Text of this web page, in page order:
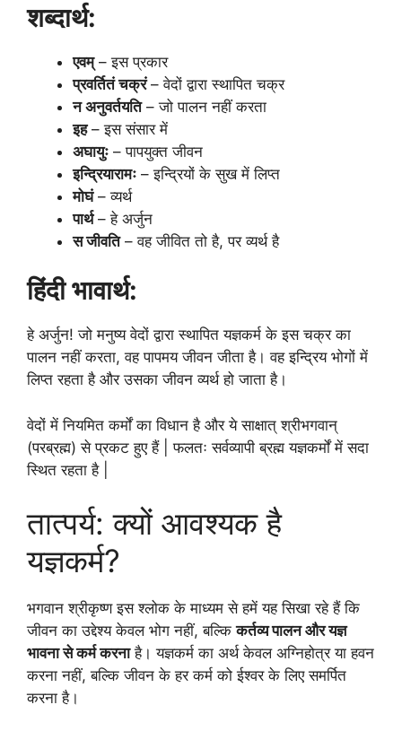
शब्दार्थ:
एवम्– इस प्रकार
प्रवर्तितं चक्रं– वेदों द्वारा स्थापित चक्र
न अनुवर्तयति– जो पालन नहीं करता
इह– इस संसार में
अघायुः – पापयुक्त जीवन
इन्द्रियारामः – इन्द्रियों के सुख में लिप्त
मोघं– व्यर्थ
पार्थ– हे अर्जुन
स जीवति– वह जीवित तो है, पर व्यर्थ है
हिंदी भावार्थ:
हे अर्जुन! जो मनुष्य वेदों द्वारा स्थापित यज्ञकर्म के इस चक्र का
पालन नहीं करता, वह पापमय जीवन जीता है। वह इन्द्रिय भोगों में
लिप्त रहता है और उसका जीवन व्यर्थ हो जाता है।
वेदों में नियमित कर्मों का विधान है और ये साक्षात् श्रीभगवान्
(परब्रह्म) से प्रकट हुए हैं | फलतः सर्वव्यापी ब्रह्म यज्ञकर्मों में सदा
स्थित रहता है |
तात्पर्य: क्यों आवश्यक है
यज्ञकर्म?
भगवान श्रीकृष्ण इस श्लोक के माध्यम से हमें यह सिखा रहे हैं कि
जीवन का उद्देश्य केवल भोग नहीं, बल्किकर्तव्य पालन और यज्ञ
भावना से कर्म करनाहै। यज्ञकर्म का अर्थ केवल अग्निहोत्र या हवन
करना नहीं, बल्कि जीवन के हर कर्म को ईश्वर के लिए समर्पित
करना है।